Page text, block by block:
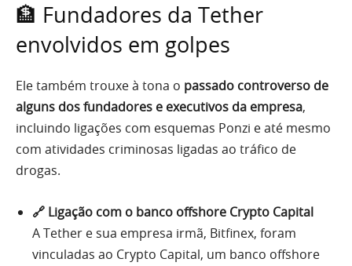
🏦 Fundadores da Tether
envolvidos em golpes
Ele também trouxe à tona o passado controverso de
alguns dos fundadores e executivos da empresa,
incluindo ligações com esquemas Ponzi e até mesmo
com atividades criminosas ligadas ao tráfico de
drogas.
🔗 Ligação com o banco offshore Crypto Capital
A Tether e sua empresa irmã, Bitfinex, foram
vinculadas ao Crypto Capital, um banco offshore